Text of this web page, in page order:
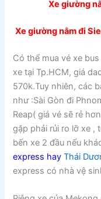
Xe giường
Xe giường nằm đi
Có thể mua vé xe
xe tại Tp.HCM, giá
570k.Tuy nhiên, các
như :Sài Gòn đi
Reap( giá vé sẽ rẻ
gặp phải rủi ro lỡ xe ,
bến xe 2 đầu nếu
express hayThái
express có nhà vệ